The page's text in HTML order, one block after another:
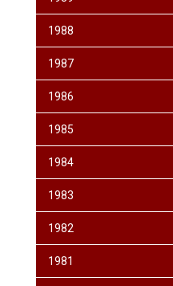
1988
1987
1986
1985
1984
1983
1982
1981